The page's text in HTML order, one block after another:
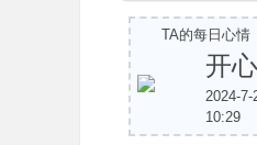
TA的每日心情
开心
2024-7-
10:29